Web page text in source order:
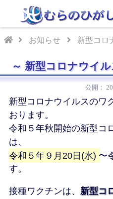
お知らせ 新型コロ
新型コロナウイ
新型コロナウイルスのワ
おります。
令和５年秋開始の新型コ
は、
令和５年９月20日(水) 〜
す。
接種ワクチンは、 新型コ